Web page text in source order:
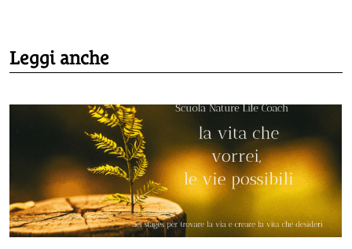
Leggi anche